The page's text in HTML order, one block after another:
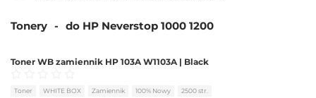
Tonery - do HP Neverstop 1000 1200
Toner WB zamiennik HP 103A W1103A | Black
Oceniono0 na 5
Toner WHITE BOX Zamiennik 100% Nowy 2500 str.